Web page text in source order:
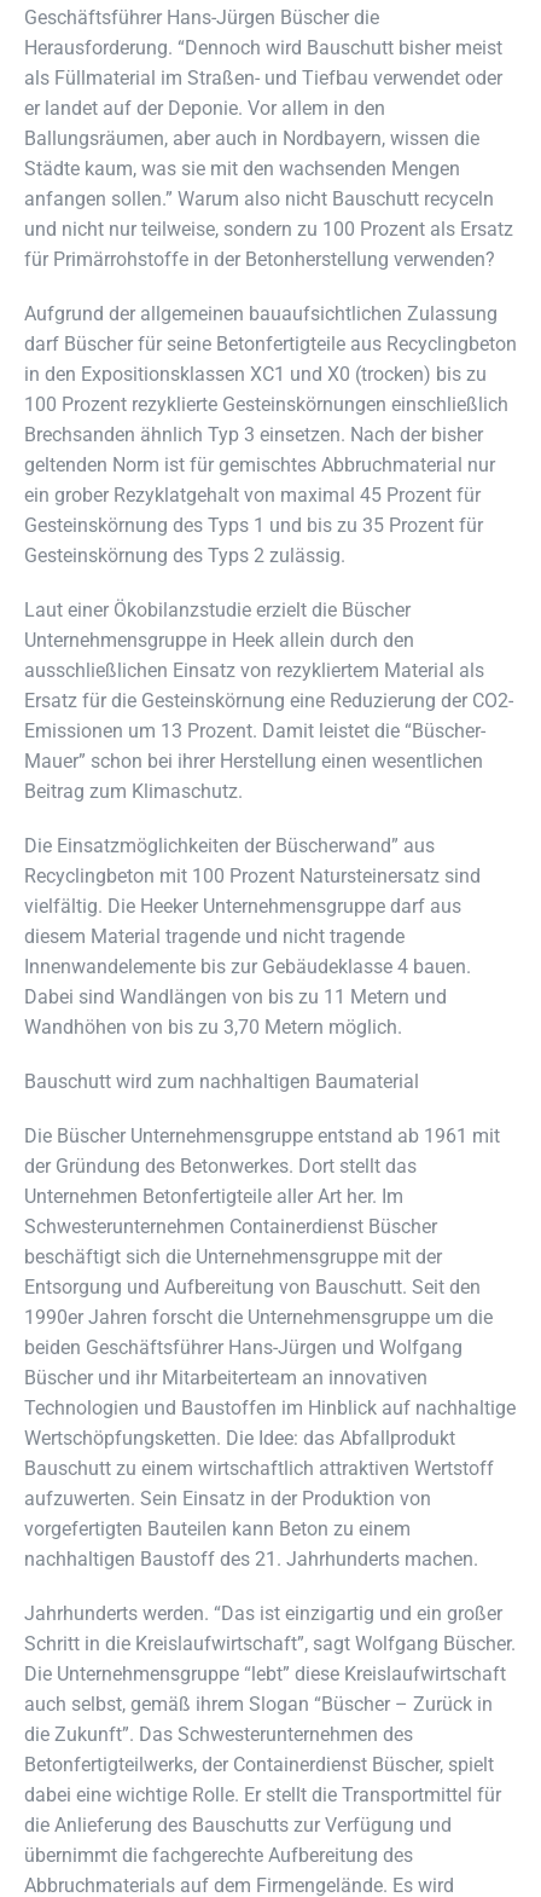
Geschäftsführer Hans-Jürgen Büscher die
Herausforderung. “Dennoch wird Bauschutt bisher meist
als Füllmaterial im Straßen- und Tiefbau verwendet oder
er landet auf der Deponie. Vor allem in den
Ballungsräumen, aber auch in Nordbayern, wissen die
Städte kaum, was sie mit den wachsenden Mengen
anfangen sollen.” Warum also nicht Bauschutt recyceln
und nicht nur teilweise, sondern zu 100 Prozent als Ersatz
für Primärrohstoffe in der Betonherstellung verwenden?
Aufgrund der allgemeinen bauaufsichtlichen Zulassung
darf Büscher für seine Betonfertigteile aus Recyclingbeton
in den Expositionsklassen XC1 und X0 (trocken) bis zu
100 Prozent rezyklierte Gesteinskörnungen einschließlich
Brechsanden ähnlich Typ 3 einsetzen. Nach der bisher
geltenden Norm ist für gemischtes Abbruchmaterial nur
ein grober Rezyklatgehalt von maximal 45 Prozent für
Gesteinskörnung des Typs 1 und bis zu 35 Prozent für
Gesteinskörnung des Typs 2 zulässig.
Laut einer Ökobilanzstudie erzielt die Büscher
Unternehmensgruppe in Heek allein durch den
ausschließlichen Einsatz von rezykliertem Material als
Ersatz für die Gesteinskörnung eine Reduzierung der CO2-
Emissionen um 13 Prozent. Damit leistet die “Büscher-
Mauer” schon bei ihrer Herstellung einen wesentlichen
Beitrag zum Klimaschutz.
Die Einsatzmöglichkeiten der Büscherwand” aus
Recyclingbeton mit 100 Prozent Natursteinersatz sind
vielfältig. Die Heeker Unternehmensgruppe darf aus
diesem Material tragende und nicht tragende
Innenwandelemente bis zur Gebäudeklasse 4 bauen.
Dabei sind Wandlängen von bis zu 11 Metern und
Wandhöhen von bis zu 3,70 Metern möglich.
Bauschutt wird zum nachhaltigen Baumaterial
Die Büscher Unternehmensgruppe entstand ab 1961 mit
der Gründung des Betonwerkes. Dort stellt das
Unternehmen Betonfertigteile aller Art her. Im
Schwesterunternehmen Containerdienst Büscher
beschäftigt sich die Unternehmensgruppe mit der
Entsorgung und Aufbereitung von Bauschutt. Seit den
1990er Jahren forscht die Unternehmensgruppe um die
beiden Geschäftsführer Hans-Jürgen und Wolfgang
Büscher und ihr Mitarbeiterteam an innovativen
Technologien und Baustoffen im Hinblick auf nachhaltige
Wertschöpfungsketten. Die Idee: das Abfallprodukt
Bauschutt zu einem wirtschaftlich attraktiven Wertstoff
aufzuwerten. Sein Einsatz in der Produktion von
vorgefertigten Bauteilen kann Beton zu einem
nachhaltigen Baustoff des 21. Jahrhunderts machen.
Jahrhunderts werden. “Das ist einzigartig und ein großer
Schritt in die Kreislaufwirtschaft”, sagt Wolfgang Büscher.
Die Unternehmensgruppe “lebt” diese Kreislaufwirtschaft
auch selbst, gemäß ihrem Slogan “Büscher – Zurück in
die Zukunft”. Das Schwesterunternehmen des
Betonfertigteilwerks, der Containerdienst Büscher, spielt
dabei eine wichtige Rolle. Er stellt die Transportmittel für
die Anlieferung des Bauschutts zur Verfügung und
übernimmt die fachgerechte Aufbereitung des
Abbruchmaterials auf dem Firmengelände. Es wird